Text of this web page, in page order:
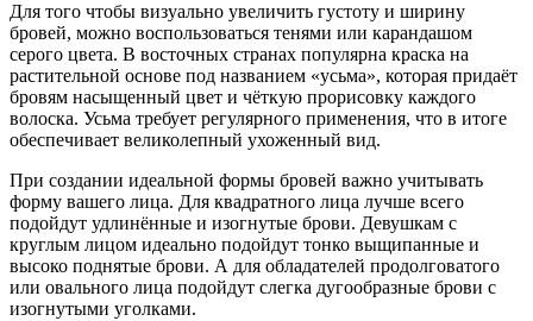
Для того чтобы визуально увеличить густоту и ширину
бровей, можно воспользоваться тенями или карандашом
серого цвета. В восточных странах популярна краска на
растительной основе под названием «усьма», которая придаёт
бровям насыщенный цвет и чёткую прорисовку каждого
волоска. Усьма требует регулярного применения, что в итоге
обеспечивает великолепный ухоженный вид.
При создании идеальной формы бровей важно учитывать
форму вашего лица. Для квадратного лица лучше всего
подойдут удлинённые и изогнутые брови. Девушкам с
круглым лицом идеально подойдут тонко выщипанные и
высоко поднятые брови. А для обладателей продолговатого
или овального лица подойдут слегка дугообразные брови с
изогнутыми уголками.